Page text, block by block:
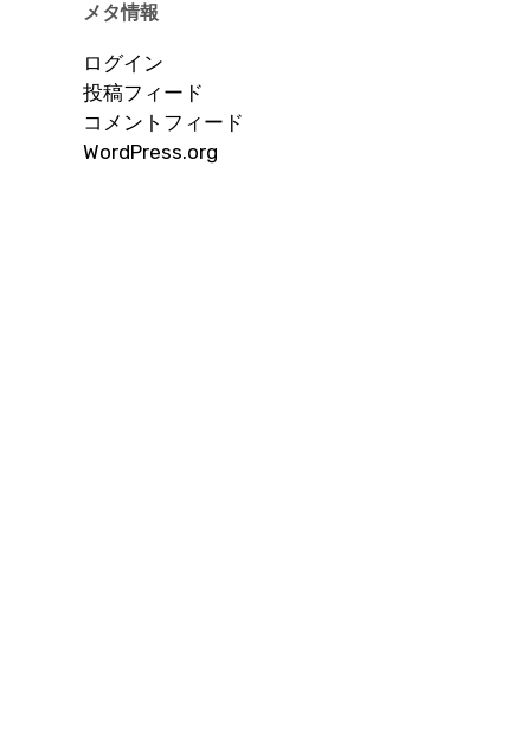
メタ情報
ログイン
投稿フィード
コメントフィード
WordPress.org